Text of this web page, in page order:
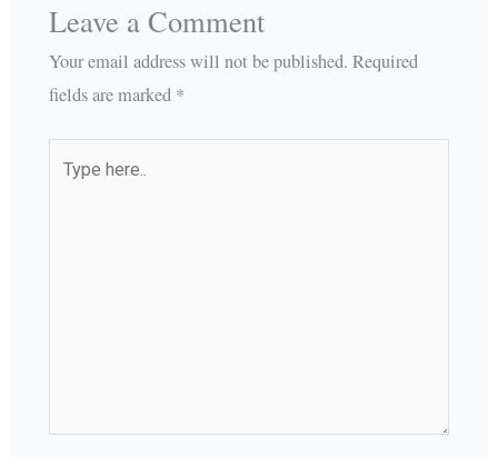
Leave a Comment
Your email address will not be published. Required
fields are marked *